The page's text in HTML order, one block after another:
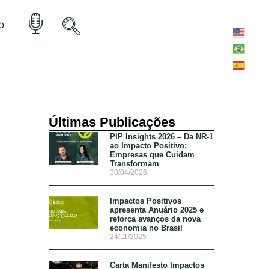
Últimas Publicações
PIP Insights 2026 – Da NR-1
ao Impacto Positivo:
Empresas que Cuidam
Transformam
30/04/2026
Impactos Positivos
apresenta Anuário 2025 e
reforça avanços da nova
economia no Brasil
24/11/2025
Carta Manifesto Impactos